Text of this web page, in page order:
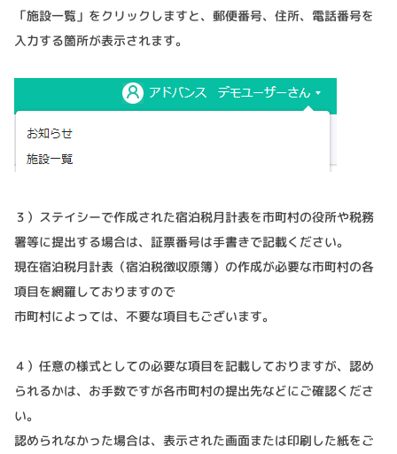
「施設一覧」をクリックしますと、郵便番号、住所、電話番号を
入力する箇所が表示されます。
３）ステイシーで作成された宿泊税月計表を市町村の役所や税務
署等に提出する場合は、証票番号は手書きで記載ください。
現在宿泊税月計表（宿泊税徴収原簿）の作成が必要な市町村の各
項目を網羅しておりますので
市町村によっては、不要な項目もございます。
４）任意の様式としての必要な項目を記載しておりますが、認め
られるかは、お手数ですが各市町村の提出先などにご確認くださ
い。
認められなかった場合は、表示された画面または印刷した紙をご